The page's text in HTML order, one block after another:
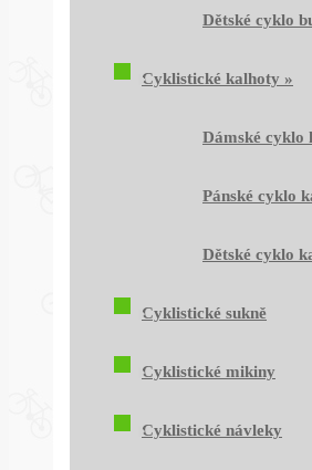
Dětské cyklo
Cyklistické kalhoty »
Dámské cyklo
Pánské cyklo
Dětské cyklo
Cyklistické sukně
Cyklistické mikiny
Cyklistické návleky